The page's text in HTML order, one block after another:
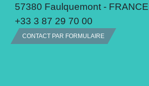
57380 Faulquemont - FRANCE
+33 3 87 29 70 00
CONTACT PAR FORMULAIRE